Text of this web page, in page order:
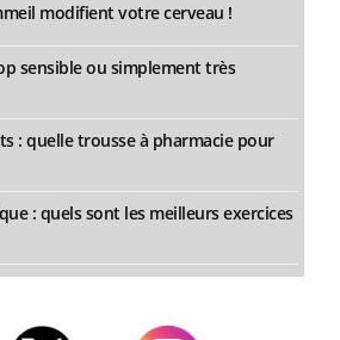
modifient votre cerveau !
sensible ou simplement très
: quelle trousse à pharmacie pour
: quels sont les meilleurs exercices